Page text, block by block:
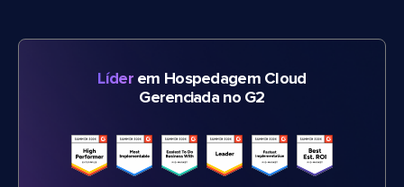
Líderem Hospedagem Cloud
Gerenciada no G2